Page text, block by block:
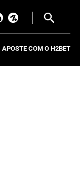
APOSTE COM O H2BET